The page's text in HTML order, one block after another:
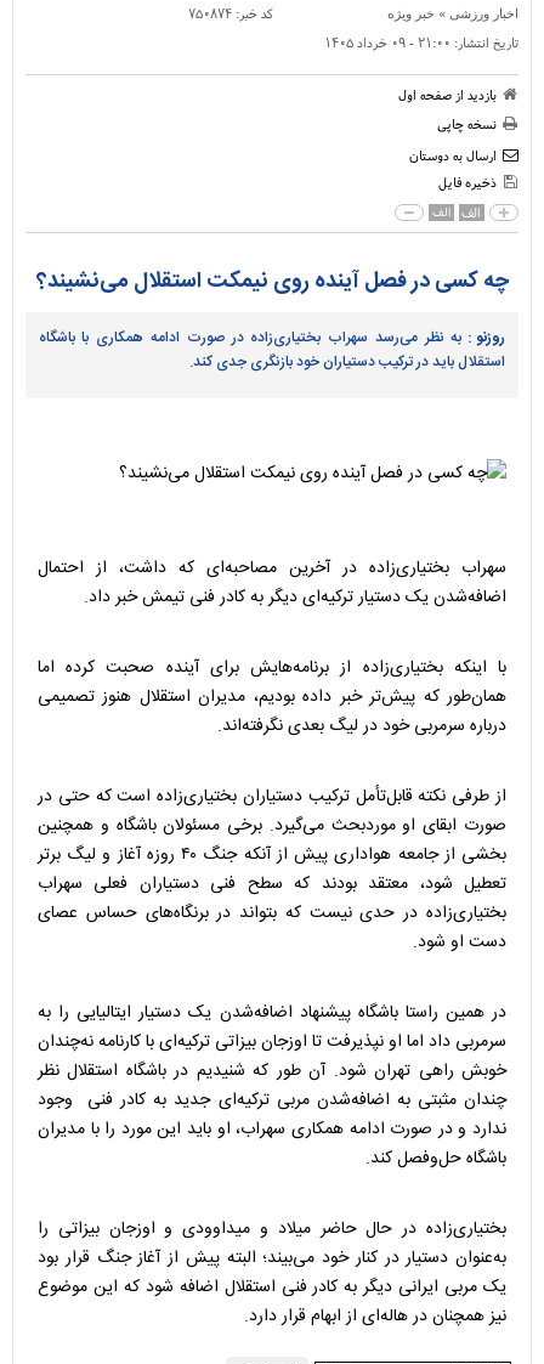
اخبار ورزشی » خبر ویژه کد خبر: ۷۵۰۸۷۴
تاریخ انتشار: ۲۱:۰۰ - ۰۹ خرداد ۱۴۰۵
بازدید از صفحه اول
نسخه چاپی
ارسال به دوستان
ذخیره فایل
الف الف
چه کسی در فصل آینده روی نیمکت استقلال می‌نشیند؟
روزنو : به نظر می‌رسد سهراب بختیاری‌زاده در صورت ادامه همکاری با باشگاه
استقلال باید در ترکیب دستیاران خود بازنگری جدی کند.
سهراب بختیاری‌زاده در آخرین مصاحبه‌ای که داشت، از احتمال
اضافه‌شدن یک دستیار ترکیه‌ای دیگر به کادر فنی تیمش خبر داد.
با اینکه بختیاری‌زاده از برنامه‌هایش برای آینده صحبت کرده اما
همان‌طور که پیش‌تر خبر داده بودیم، مدیران استقلال هنوز تصمیمی
درباره سرمربی خود در لیگ بعدی نگرفته‌اند.
از طرفی نکته قابل‌تأمل ترکیب دستیاران بختیاری‌زاده است که حتی در
صورت ابقای او موردبحث می‌گیرد. برخی مسئولان باشگاه و همچنین
بخشی از جامعه هواداری پیش از آنکه جنگ ۴۰ روزه آغاز و لیگ برتر
تعطیل شود، معتقد بودند که سطح فنی دستیاران فعلی سهراب
بختیاری‌زاده در حدی نیست که بتواند در برنگاه‌های حساس عصای
دست او شود‌.
در همین راستا باشگاه پیشنهاد اضافه‌شدن یک دستیار ایتالیایی را به
سرمربی داد اما او نپذیرفت تا اوزجان بیزاتی ترکیه‌ای با کارنامه نه‌چندان
خوبش راهی تهران شود. آن طور که شنیدیم در باشگاه استقلال نظر
چندان مثبتی به اضافه‌شدن مربی ترکیه‌ای جدید به کادر فنی وجود
ندارد و در صورت ادامه همکاری سهراب، او باید این مورد را با مدیران
باشگاه حل‌وفصل کند.
بختیاری‌زاده در حال حاضر میلاد و میداوودی و اوزجان بیزاتی را
به‌عنوان دستیار در کنار خود می‌بیند؛ البته پیش از آغاز جنگ قرار بود
یک مربی ایرانی دیگر به کادر فنی استقلال اضافه شود که این موضوع
نیز همچنان در هاله‌ای از ابهام قرار دارد.